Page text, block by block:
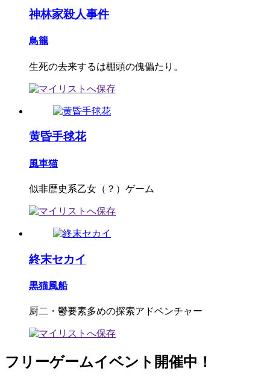
神林家殺人事件
鳥籠
生死の去来するは棚頭の傀儡たり。
黄昏手毬花
風車猫
似非歴史系乙女（？）ゲーム
終末セカイ
黒猫風船
厨二・鬱要素多めの探索アドベンチャー
フリーゲームイベント開催中！